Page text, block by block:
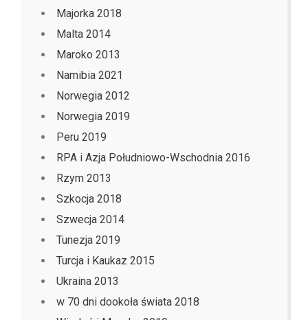
Majorka 2018
Malta 2014
Maroko 2013
Namibia 2021
Norwegia 2012
Norwegia 2019
Peru 2019
RPA i Azja Południowo-Wschodnia 2016
Rzym 2013
Szkocja 2018
Szwecja 2014
Tunezja 2019
Turcja i Kaukaz 2015
Ukraina 2013
w 70 dni dookoła świata 2018